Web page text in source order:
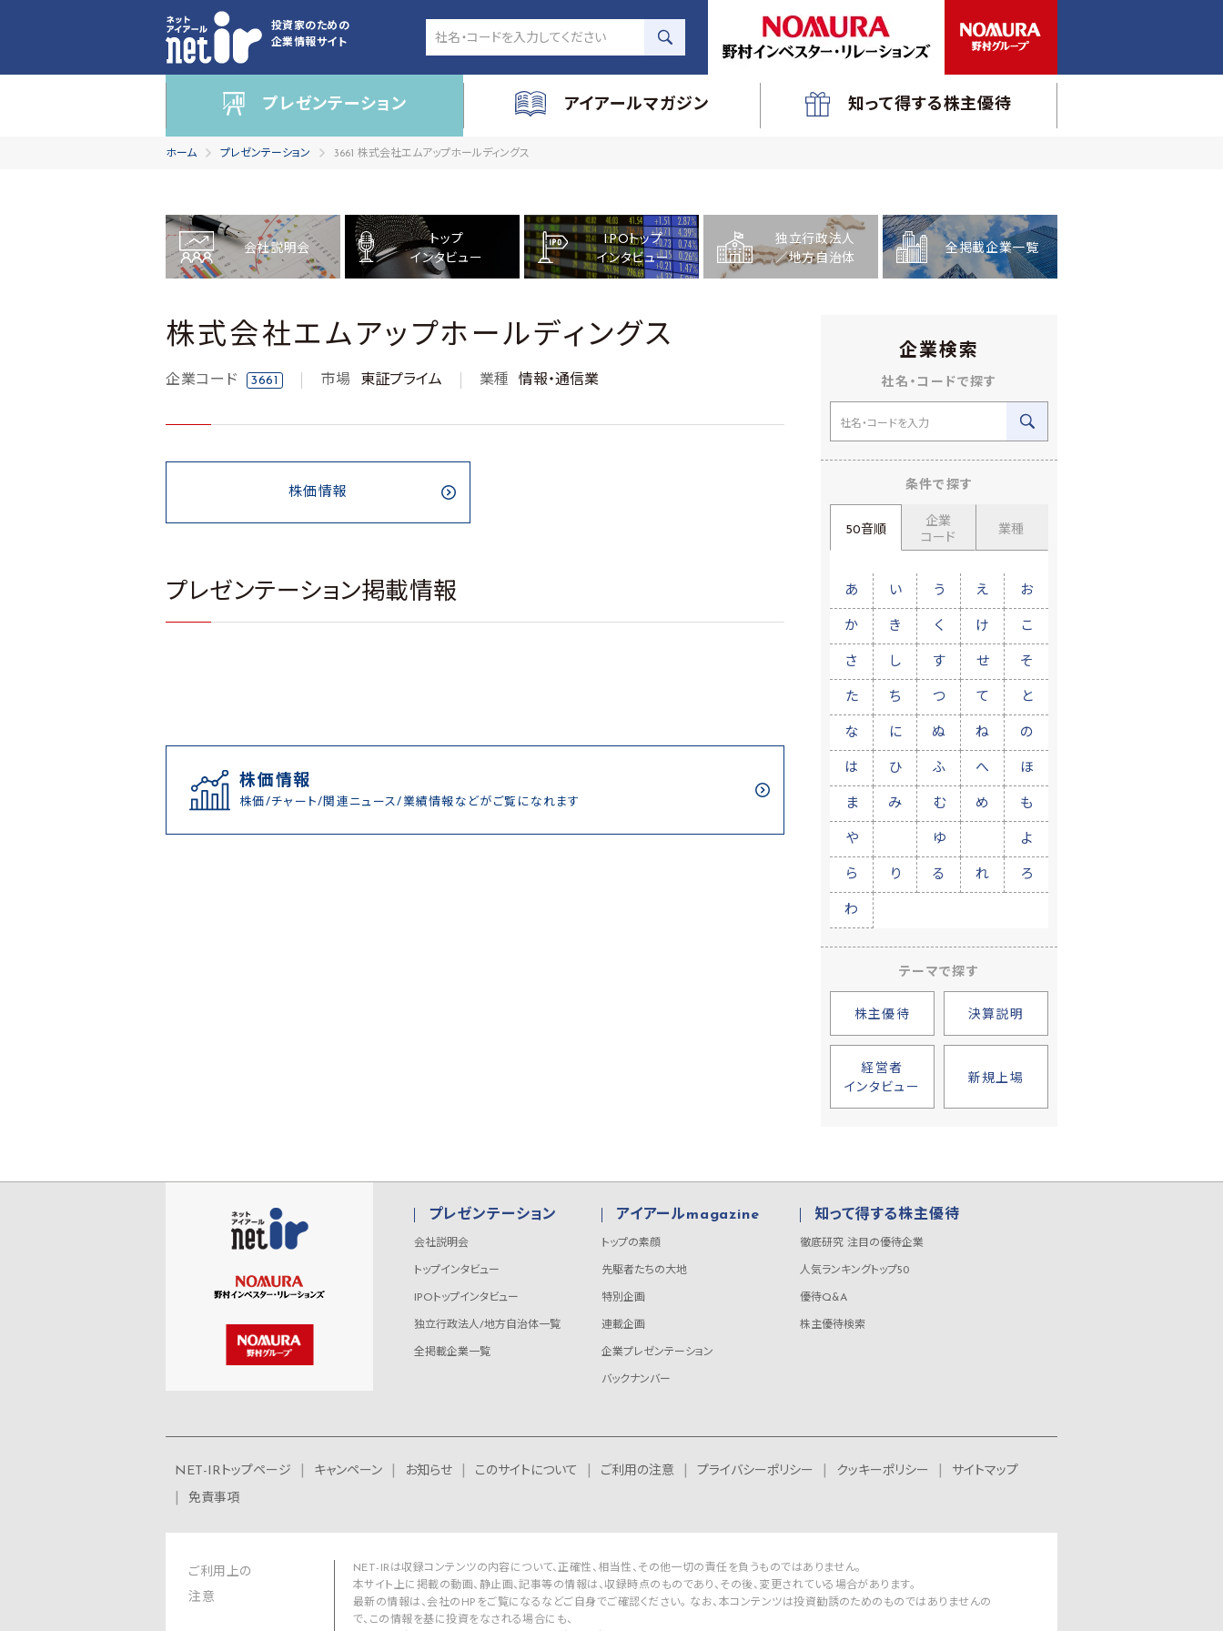
投資家のための
企業情報サイト
プレゼンテーション アイアールマガジン 知って得する株主優待
ホーム プレゼンテーション 3661 株式会社エムアップホールディングス
会社説明会
トップ
インタビュー
IPOトップ
インタビュー
独立行政法人
／地方自治体
全掲載企業一覧
株式会社エムアップホールディングス
企業コード 3661 市場 東証プライム 業種 情報・通信業
株価情報
プレゼンテーション掲載情報
株価情報
株価/チャート/関連ニュース/業績情報などがご覧になれます
企業検索
社名・コードで探す
条件で探す
50音順
企業
コード
業種
あ い う え お
か き く け こ
さ し す せ そ
た ち つ て と
な に ぬ ね の
は ひ ふ へ ほ
ま み む め も
や ゆ よ
ら り る れ ろ
わ
テーマで探す
株主優待 決算説明
経営者
インタビュー
新規上場
プレゼンテーション
会社説明会
トップインタビュー
IPOトップインタビュー
独立行政法人/地方自治体一覧
全掲載企業一覧
アイアールmagazine
トップの素顔
先駆者たちの大地
特別企画
連載企画
企業プレゼンテーション
バックナンバー
知って得する株主優待
徹底研究 注目の優待企業
人気ランキングトップ50
優待Q&A
株主優待検索
NET-IRトップページ キャンペーン お知らせ このサイトについて ご利用の注意 プライバシーポリシー クッキーポリシー
サイトマップ
免責事項
ご利用上の
注意
NET-IRは収録コンテンツの内容について、正確性、相当性、その他一切の責任を負うものではありません。
本サイト上に掲載の動画、静止画、記事等の情報は、収録時点のものであり、その後、変更されている場合があります。
最新の情報は、会社のHPをご覧になるなどご自身でご確認ください。 なお、本コンテンツは投資勧誘のためのものではありませんの
で、この情報を基に投資をなされる場合にも、